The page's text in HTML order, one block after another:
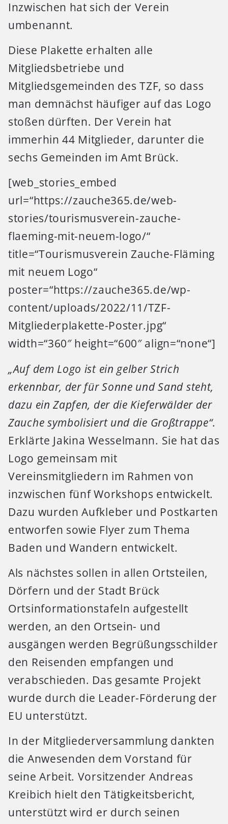
Inzwischen hat sich der Verein
umbenannt.
Diese Plakette erhalten alle
Mitgliedsbetriebe und
Mitgliedsgemeinden des TZF, so dass
man demnächst häufiger auf das Logo
stoßen dürften. Der Verein hat
immerhin 44 Mitglieder, darunter die
sechs Gemeinden im Amt Brück.
[web_stories_embed
url=“https://zauche365.de/web-
stories/tourismusverein-zauche-
flaeming-mit-neuem-logo/“
title=“Tourismusverein Zauche-Fläming
mit neuem Logo“
poster=“https://zauche365.de/wp-
content/uploads/2022/11/TZF-
Mitgliederplakette-Poster.jpg“
width=“360″ height=“600″ align=“none“]
„Auf dem Logo ist ein gelber Strich
erkennbar, der für Sonne und Sand steht,
dazu ein Zapfen, der die Kieferwälder der
Zauche symbolisiert und die Großtrappe“.
Erklärte Jakina Wesselmann. Sie hat das
Logo gemeinsam mit
Vereinsmitgliedern im Rahmen von
inzwischen fünf Workshops entwickelt.
Dazu wurden Aufkleber und Postkarten
entworfen sowie Flyer zum Thema
Baden und Wandern entwickelt.
Als nächstes sollen in allen Ortsteilen,
Dörfern und der Stadt Brück
Ortsinformationstafeln aufgestellt
werden, an den Ortsein- und
ausgängen werden Begrüßungsschilder
den Reisenden empfangen und
verabschieden. Das gesamte Projekt
wurde durch die Leader-Förderung der
EU unterstützt.
In der Mitgliederversammlung dankten
die Anwesenden dem Vorstand für
seine Arbeit. Vorsitzender Andreas
Kreibich hielt den Tätigkeitsbericht,
unterstützt wird er durch seinen